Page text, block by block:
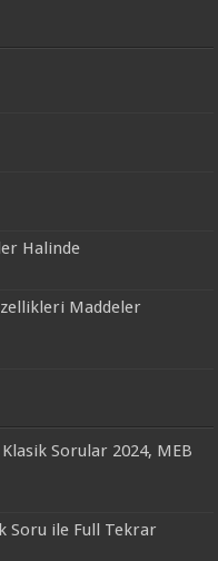
Halinde
Maddeler
Klasik Sorular 2024, MEB
Soru ile Full Tekrar